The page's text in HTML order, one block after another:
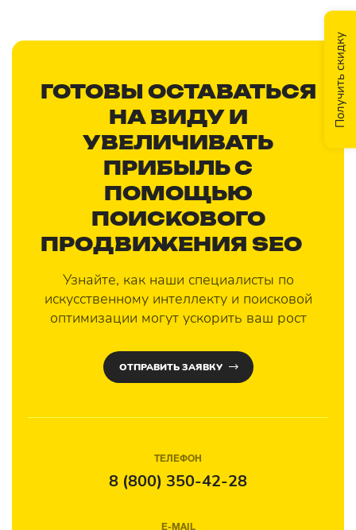
Получить скидку
ГОТОВЫ ОСТАВАТЬСЯ
НА ВИДУ И
УВЕЛИЧИВАТЬ
ПРИБЫЛЬ С
ПОМОЩЬЮ
ПОИСКОВОГО
ПРОДВИЖЕНИЯ SEO?
Узнайте, как наши специалисты по
искусственному интеллекту и поисковой
оптимизации могут ускорить ваш рост
ОТПРАВИТЬ ЗАЯВКУ
ТЕЛЕФОН
8 (800) 350-42-28
E-MAIL